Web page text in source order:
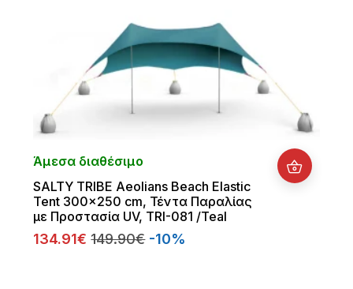
Άμεσα διαθέσιμο
SALTY TRIBE Aeolians Beach Elastic
Tent 300x250 cm, Τέντα Παραλίας
με Προστασία UV, TRI-081 /Teal
134.91€ 149.90€ -10%